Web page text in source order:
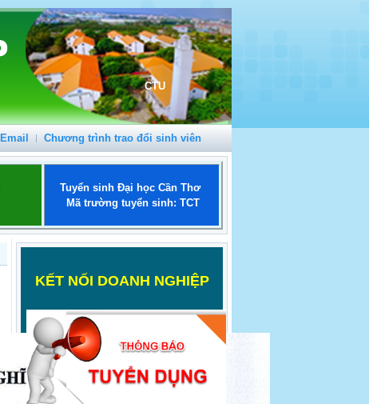
CTU
Email Chương trình trao đổi sinh viên
Tuyển sinh Đại học Cần Thơ
Mã trường tuyển sinh: TCT
KẾT NỐI DOANH NGHIỆP